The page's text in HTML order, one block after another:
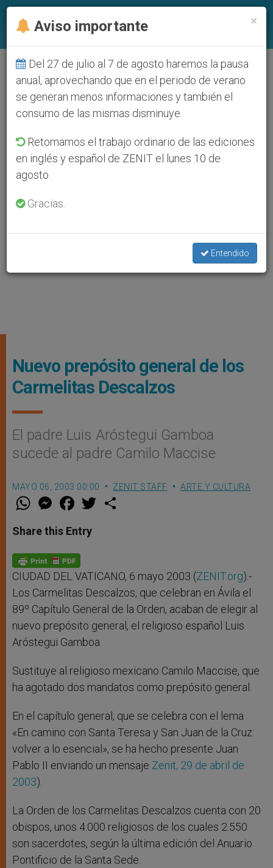
Nuevo prepósito general de los
Carmelitas Descalzos
El padre Luis Aróstegui Gamboa
sucede al padre Camilo Maccise
MAYO 06, 2003 00:00 ZENIT STAFF ARTE Y CULTURA
W
t
s
p
p
M
e
s
e
g
e
r
F
a
e
b
o
k
w
Share this Entry
CIUDAD DEL VATICANO, 6 mayo 2003 (ZENIT.org).-
Los Carmelitas Descalzos, que celebran en Ávila el
89º Capítulo General de la Orden, acaban de elegir al
nuevo prepósito general, el religioso español Luis
Aróstegui Gamboa.
Sustituye al religioso mexicano Camilo Maccise, que
ha agotado dos mandatos como prepósito general.
En el capítulo general, que se celebra con el lema
«En camino con Santa Teresa y San Juan de la Cruz:
volver a lo esencial», se ha hecho presente Juan
Pablo II enviando un mensaje Zenit, 29 de abril de
2003).
La Orden de los Carmelitas Descalzos cuenta con 20
obispos, unos 4.000 religiosos de los cuales 2.550
son sacerdotes, según la última edición del Anuario
Pontificio de la Santa Sede.
×
Aviso importante
Del 27 de julio al 7 de agosto haremos la pausa
anual, aprovechando que en el periodo de verano
se generan menos informaciones y también el
consumo de las mismas disminuye.
Retomamos el trabajo ordinario de las ediciones
en inglés y español de ZENIT el lunes 10 de
agosto.
Gracias.
Entendido